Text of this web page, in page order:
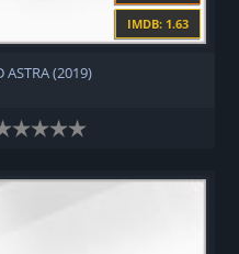
IMDB: 1.63
(2019)